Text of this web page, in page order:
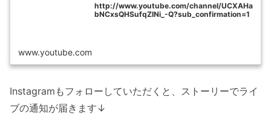
http://www.youtube.com/channel/UCXAHa
bNCxsQHSufqZlNi_-Q?sub_confirmation=1
www.youtube.com
Instagramもフォローしていただくと、ストーリーでライ
ブの通知が届きます↓